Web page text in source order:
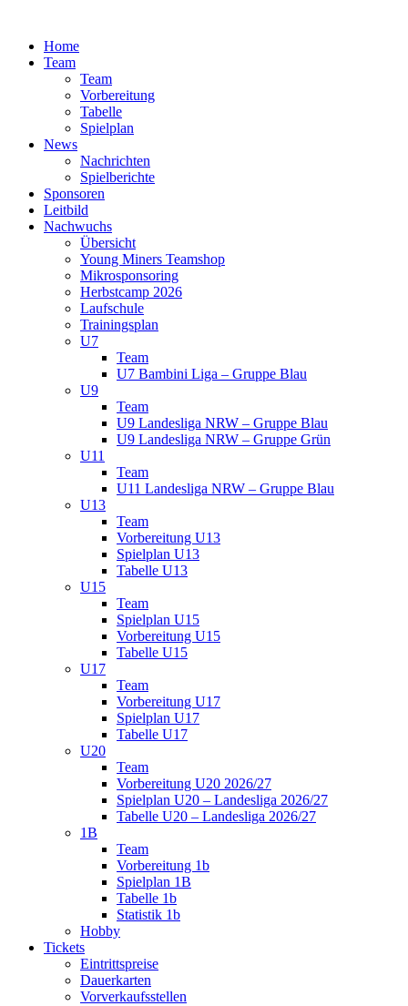
springenHome
Team
Team
Vorbereitung
Tabelle
Spielplan
News
Nachrichten
Spielberichte
Sponsoren
Leitbild
Nachwuchs
Übersicht
Young Miners Teamshop
Mikrosponsoring
Herbstcamp 2026
Laufschule
Trainingsplan
U7
Team
U7 Bambini Liga – Gruppe Blau
U9
Team
U9 Landesliga NRW – Gruppe Blau
U9 Landesliga NRW – Gruppe Grün
U11
Team
U11 Landesliga NRW – Gruppe Blau
U13
Team
Vorbereitung U13
Spielplan U13
Tabelle U13
U15
Team
Spielplan U15
Vorbereitung U15
Tabelle U15
U17
Team
Vorbereitung U17
Spielplan U17
Tabelle U17
U20
Team
Vorbereitung U20 2026/27
Spielplan U20 – Landesliga 2026/27
Tabelle U20 – Landesliga 2026/27
1B
Team
Vorbereitung 1b
Spielplan 1B
Tabelle 1b
Statistik 1b
Hobby
Tickets
Eintrittspreise
Dauerkarten
Vorverkaufsstellen